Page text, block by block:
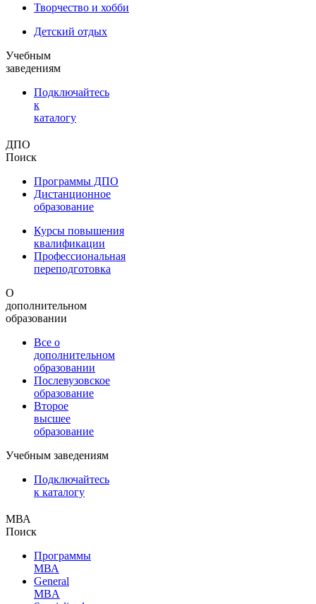
Творчество и хобби
Детский отдых
Учебным
заведениям
Подключайтесь
к
каталогу
ДПО
Поиск
Программы ДПО
Дистанционное
образование
Курсы повышения
квалификации
Профессиональная
переподготовка
О
дополнительном
образовании
Все о
дополнительном
образовании
Послевузовское
образование
Второе
высшее
образование
Учебным заведениям
Подключайтесь
к каталогу
МВА
Поиск
Программы
МВА
General
MBA